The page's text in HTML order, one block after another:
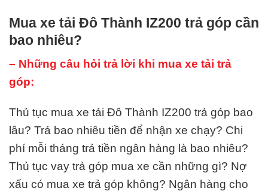
Mua xe tải Đô Thành IZ200 trả góp cần
bao nhiêu?
– Những câu hỏi trả lời khi mua xe tải trả
góp:
Thủ tục mua xe tải Đô Thành IZ200 trả góp bao
lâu? Trả bao nhiêu tiền để nhận xe chạy? Chi
phí mỗi tháng trả tiền ngân hàng là bao nhiêu?
Thủ tục vay trả góp mua xe cần những gì? Nợ
xấu có mua xe trả góp không? Ngân hàng cho